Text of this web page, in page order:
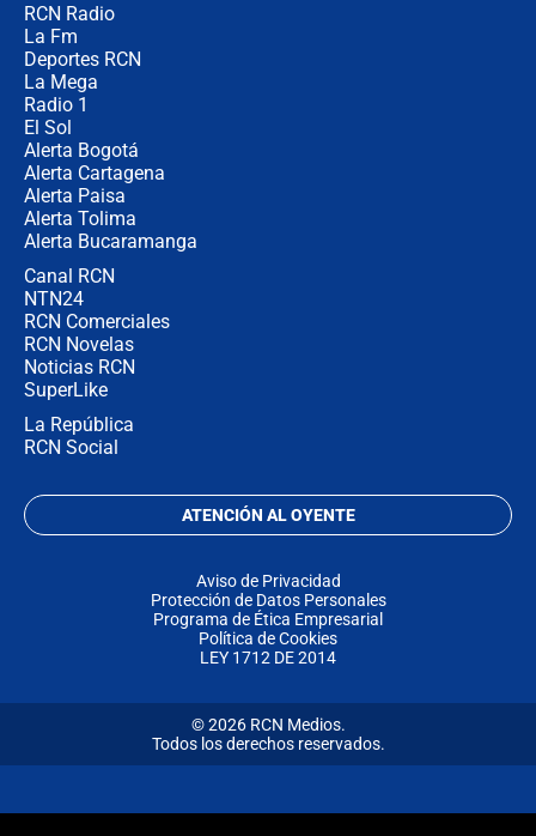
RCN Radio
La Fm
Deportes RCN
La Mega
Radio 1
El Sol
Alerta Bogotá
Alerta Cartagena
Alerta Paisa
Alerta Tolima
Alerta Bucaramanga
Canal RCN
NTN24
RCN Comerciales
RCN Novelas
Noticias RCN
SuperLike
La República
RCN Social
ATENCIÓN AL OYENTE
Aviso de Privacidad
Protección de Datos Personales
Programa de Ética Empresarial
Política de Cookies
LEY 1712 DE 2014
© 2026 RCN Medios.
Todos los derechos reservados.